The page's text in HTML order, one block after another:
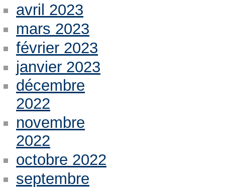
avril 2023
mars 2023
février 2023
janvier 2023
décembre
2022
novembre
2022
octobre 2022
septembre